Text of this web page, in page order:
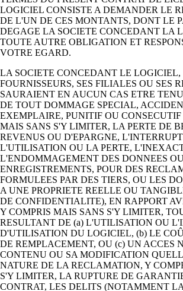
LOGICIEL CONSISTE A DEMANDER LE
DE L'UN DE CES MONTANTS, DONT LE
DEGAGE LA SOCIETE CONCEDANT LA
TOUTE AUTRE OBLIGATION ET
VOTRE EGARD.
LA SOCIETE CONCEDANT LE LOGICIEL,
FOURNISSEURS, SES FILIALES OU SES
SAURAIENT EN AUCUN CAS ETRE
DE TOUT DOMMAGE SPECIAL,
EXEMPLAIRE, PUNITIF OU
MAIS SANS S'Y LIMITER, LA PERTE DE
REVENUS OU D'EPARGNE,
L'UTILISATION OU LA PERTE,
L'ENDOMMAGEMENT DES DONNEES
ENREGISTREMENTS, POUR DES
FORMULEES PAR DES TIERS, OU LES
A UNE PROPRIETE REELLE OU
DE CONFIDENTIALITE), EN RAPPORT
Y COMPRIS MAIS SANS S'Y LIMITER,
RESULTANT DE (a) L'UTILISATION OU
D'UTILISATION DU LOGICIEL, (b) LE
DE REMPLACEMENT, OU (c) UN ACCES
CONTENU OU SA MODIFICATION
NATURE DE LA RECLAMATION, Y
S'Y LIMITER, LA RUPTURE DE
CONTRAT, LES DELITS (NOTAMMENT